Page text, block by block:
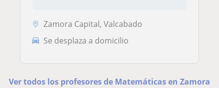
Zamora Capital, Valcabado
Se desplaza a domicilio
Ver todos los profesores de Matemáticas en Zamora